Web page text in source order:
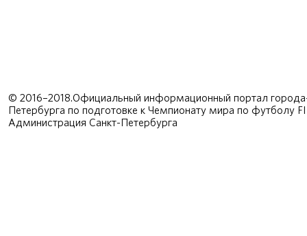
© 2016–2018.Официальный информационный портал
Петербурга по подготовке к Чемпионату мира по футболу
Администрация Санкт-Петербурга